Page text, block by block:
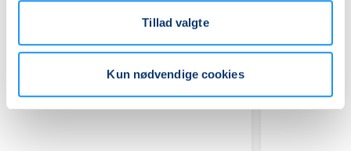
Tillad valgte
Kun nødvendige cookies
Relaterede hold